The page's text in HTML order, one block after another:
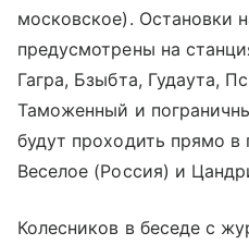
московское). Остановки
предусмотрены на
Гагра, Бзыбта, Гудаута,
Таможенный и
будут проходить прямо в
Веселое (Россия) и
Колесников в беседе с